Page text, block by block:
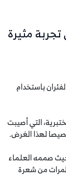
مثيرة
باستخدام
التي أصيبت
لهذا الغرض.
صممه العلماء
من شعرة